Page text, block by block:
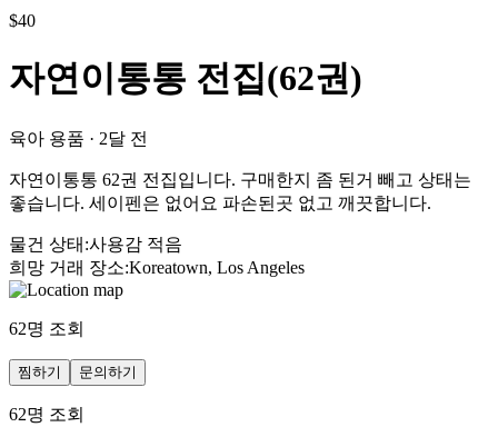
$40
자연이통통 전집(62권)
육아 용품 · 2달 전
자연이통통 62권 전집입니다. 구매한지 좀 된거 빼고 상태는
좋습니다. 세이펜은 없어요 파손된곳 없고 깨끗합니다.
물건 상태 :사용감 적음
희망 거래 장소:Koreatown, Los Angeles
62명 조회
찜하기 문의하기
62명 조회